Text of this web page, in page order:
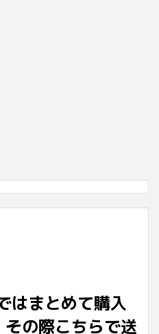
はまとめて購入
の際こちらで送